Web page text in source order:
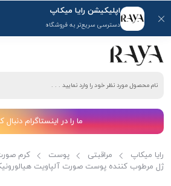
اپلیکیشن رایا میکاپ
دسترسی سریع‌تر به فروشگاه
ما را در اینستاگرام دنبال
رایا میکاپ مراقبتی پوست کرم
ژل مرطوب کننده پوست صورت آلپاویت